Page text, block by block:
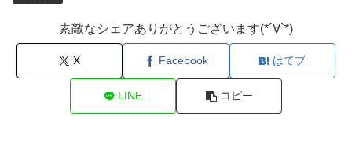
素敵なシェアありがとうございます(*´∀`*)
X Facebook はてブ
LINE コピー